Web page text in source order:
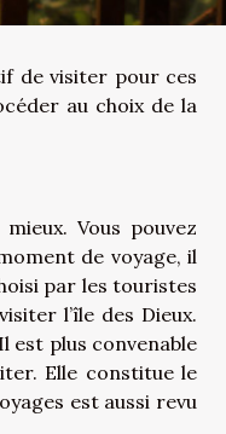
de visiter pour ces
au choix de la
Vous pouvez
de voyage, il
par les touristes
l’île des Dieux.
est plus convenable
Elle constitue le
est aussi revu